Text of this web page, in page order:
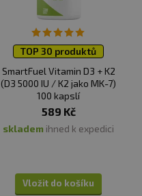
TOP 30 produktů
SmartFuel Vitamin D3 + K2
(D3 5000 IU / K2 jako MK-7)
100 kapslí
589 Kč
skladem ihned k expedici
Vložit do košíku